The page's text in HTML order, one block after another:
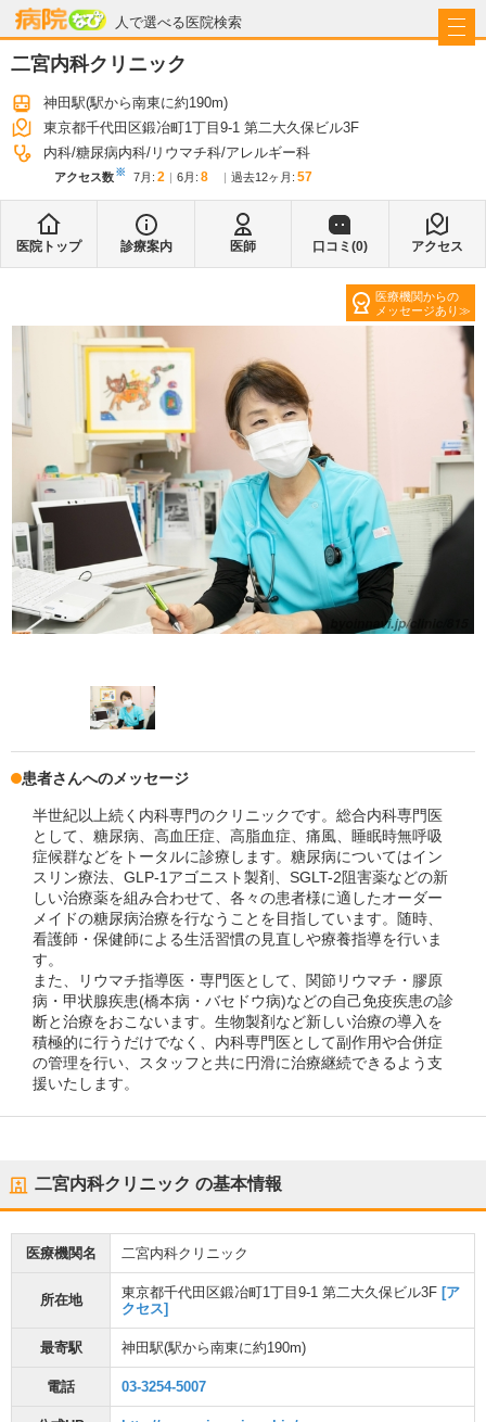
人で選べる医院検索
病院なび
二宮内科クリニック
神田駅(駅から南東に約190m)
東京都千代田区鍛冶町1丁目9-1 第二大久保ビル3F
内科 糖尿病内科 リウマチ科 アレルギー科
アクセス数※ 7月 : 2 6月 : 8 過去12ヶ月: 57
医院トップ 診療案内 医師 口コミ(0) アクセス
医療機関からの
メッセージあり
患者さんへのメッセージ
半世紀以上続く内科専門のクリニックです。総合内科専門医
として、糖尿病、高血圧症、高脂血症、痛風、睡眠時無呼吸
症候群などをトータルに診療します。糖尿病についてはイン
スリン療法、GLP-1アゴニスト製剤、SGLT-2阻害薬などの新
しい治療薬を組み合わせて、各々の患者様に適したオーダー
メイドの糖尿病治療を行なうことを目指しています。随時、
看護師・保健師による生活習慣の見直しや療養指導を行いま
す。
また、リウマチ指導医・専門医として、関節リウマチ・膠原
病・甲状腺疾患(橋本病・バセドウ病)などの自己免疫疾患の診
断と治療をおこないます。生物製剤など新しい治療の導入を
積極的に行うだけでなく、内科専門医として副作用や合併症
の管理を行い、スタッフと共に円滑に治療継続できるよう支
援いたします。
二宮内科クリニック の基本情報
医療機関名 二宮内科クリニック
所在地 東京都千代田区鍛冶町1丁目9-1 第二大久保ビル3F [ア
クセス]
最寄駅 神田駅(駅から南東に約190m)
電話 03-3254-5007